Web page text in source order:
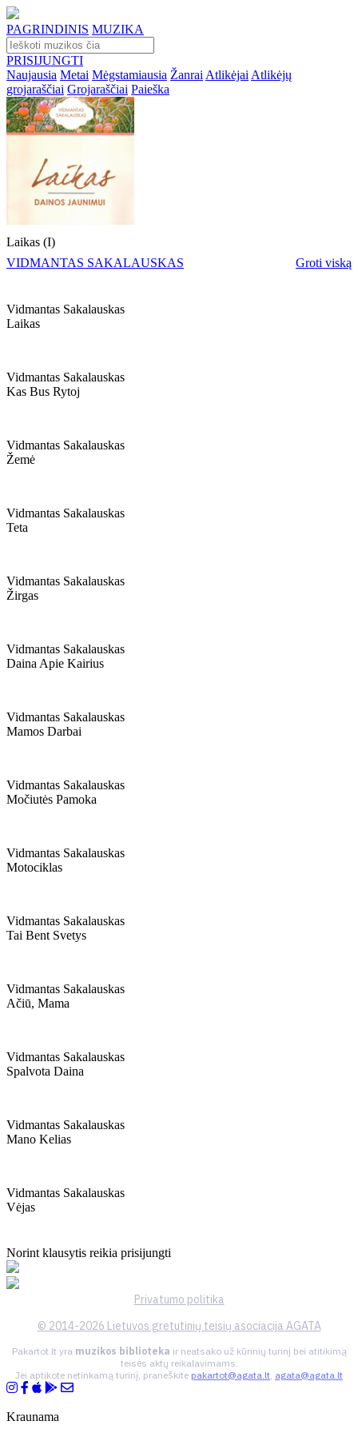
PAGRINDINIS MUZIKA
PRISIJUNGTI
Naujausia Metai Mėgstamiausia Žanrai Atlikėjai Atlikėjų
grojaraščiai Grojaraščiai Paieška
Laikas (I)
VIDMANTAS SAKALAUSKAS
Groti viską
Vidmantas Sakalauskas
Laikas
Vidmantas Sakalauskas
Kas Bus Rytoj
Vidmantas Sakalauskas
Žemė
Vidmantas Sakalauskas
Teta
Vidmantas Sakalauskas
Žirgas
Vidmantas Sakalauskas
Daina Apie Kairius
Vidmantas Sakalauskas
Mamos Darbai
Vidmantas Sakalauskas
Močiutės Pamoka
Vidmantas Sakalauskas
Motociklas
Vidmantas Sakalauskas
Tai Bent Svetys
Vidmantas Sakalauskas
Ačiū, Mama
Vidmantas Sakalauskas
Spalvota Daina
Vidmantas Sakalauskas
Mano Kelias
Vidmantas Sakalauskas
Vėjas
Norint klausytis reikia prisijungti
Privatumo politika
© 2014-2026 Lietuvos gretutinių teisių asociacija AGATA
Pakartot.lt yra muzikos biblioteka ir neatsako už kūrinių turinį bei atitikimą
teisės aktų reikalavimams.
Jei aptikote netinkamą turinį, praneškite pakartot@agata.lt, agata@agata.lt
Kraunama